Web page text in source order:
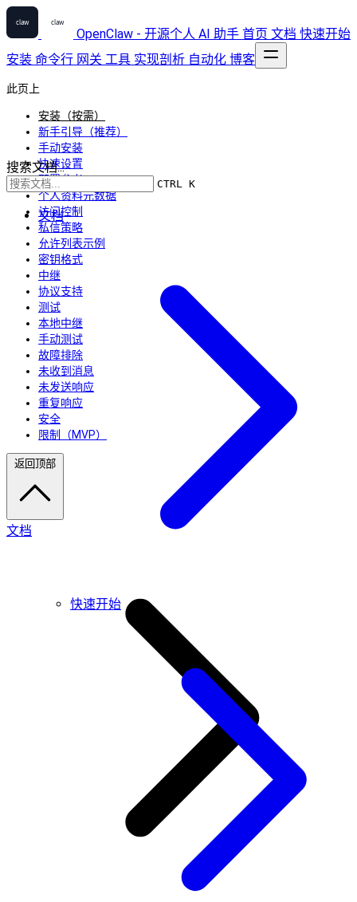
OpenClaw - 开源个人 AI 助手 首页 文档 快速开始
安装 命令行 网关 工具 实现剖析 自动化 博客
搜索文档...
CTRL K
文档
快速开始
此页上
安装（按需）
新手引导（推荐）
手动安装
快速设置
配置参考
个人资料元数据
访问控制
私信策略
允许列表示例
密钥格式
中继
协议支持
测试
本地中继
手动测试
故障排除
未收到消息
未发送响应
重复响应
安全
限制（MVP）
返回顶部
文档